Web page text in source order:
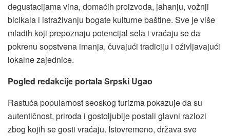
degustacijama vina, domaćih proizvoda, jahanju, vožnji
bicikala i istraživanju bogate kulturne baštine. Sve je više
mladih koji prepoznaju potencijal sela i vraćaju se da
pokrenu sopstvena imanja, čuvajući tradiciju i oživljavajući
lokalne zajednice.
Pogled redakcije portala Srpski Ugao
Rastuća popularnost seoskog turizma pokazuje da su
autentičnost, priroda i gostoljublje postali glavni razlozi
zbog kojih se gosti vraćaju. Istovremeno, država sve